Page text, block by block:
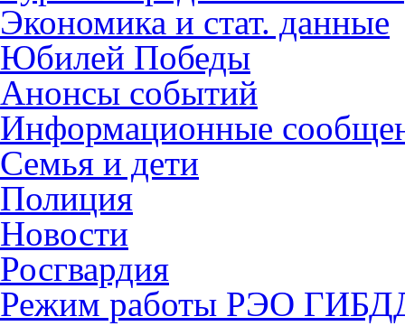
Экономика и стат. данные
Юбилей Победы
Анонсы событий
Информационные
Семья и дети
Полиция
Новости
Росгвардия
Режим работы РЭО